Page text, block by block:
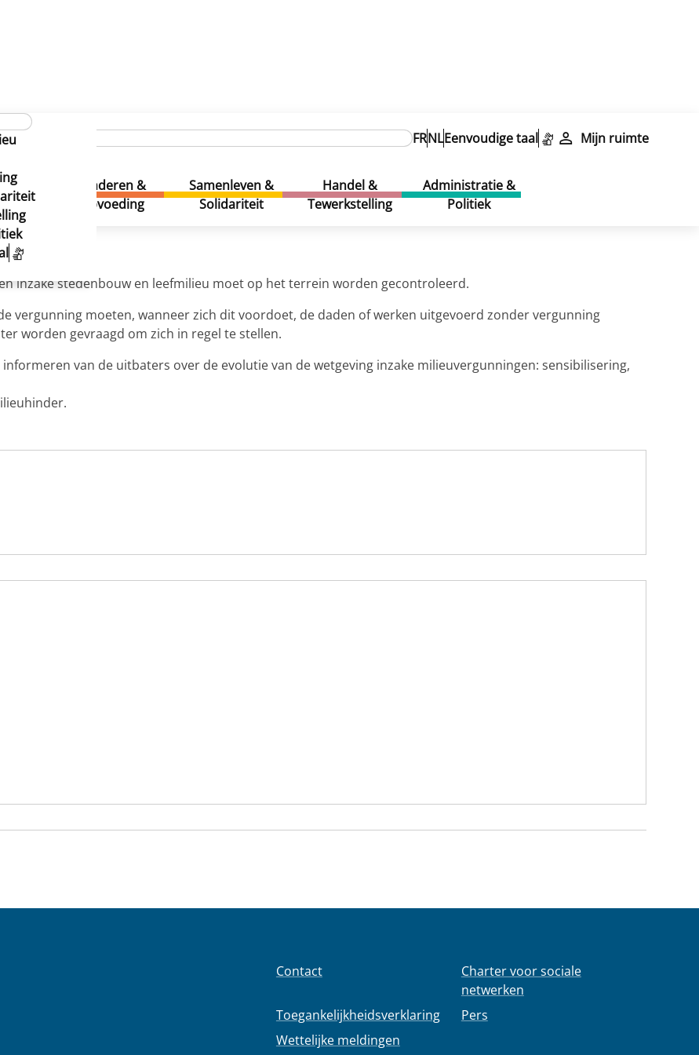
FRNLEenvoudige taal Mijn ruimte
&
Kinderen &
Opvoeding
Samenleven &
Solidariteit
Handel &
Tewerkstelling
Administratie &
Politiek
– Opvolging
– Opvolging
inzake stedenbouw en leefmilieu moet op het terrein worden gecontroleerd.
vergunning moeten, wanneer zich dit voordoet, de daden of werken uitgevoerd zonder vergunning
worden gevraagd om zich in regel te stellen.
van de uitbaters over de evolutie van de wetgeving inzake milieuvergunningen: sensibilisering,
Contact
Toegankelijkheidsverklaring
Wettelijke meldingen
Charter voor sociale
netwerken
Pers